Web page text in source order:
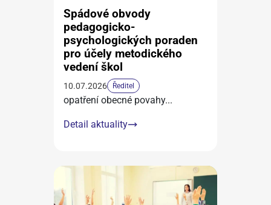
Spádové obvody
pedagogicko-
psychologických poraden
pro účely metodického
vedení škol
10.07.2026 Ředitel
opatření obecné povahy...
Detail aktuality